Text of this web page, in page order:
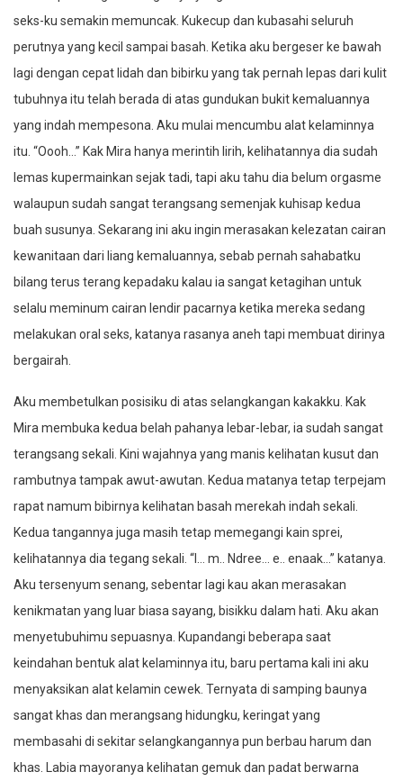
seks-ku semakin memuncak. Kukecup dan kubasahi seluruh
perutnya yang kecil sampai basah. Ketika aku bergeser ke bawah
lagi dengan cepat lidah dan bibirku yang tak pernah lepas dari kulit
tubuhnya itu telah berada di atas gundukan bukit kemaluannya
yang indah mempesona. Aku mulai mencumbu alat kelaminnya
itu. “Oooh…” Kak Mira hanya merintih lirih, kelihatannya dia sudah
lemas kupermainkan sejak tadi, tapi aku tahu dia belum orgasme
walaupun sudah sangat terangsang semenjak kuhisap kedua
buah susunya. Sekarang ini aku ingin merasakan kelezatan cairan
kewanitaan dari liang kemaluannya, sebab pernah sahabatku
bilang terus terang kepadaku kalau ia sangat ketagihan untuk
selalu meminum cairan lendir pacarnya ketika mereka sedang
melakukan oral seks, katanya rasanya aneh tapi membuat dirinya
bergairah.
Aku membetulkan posisiku di atas selangkangan kakakku. Kak
Mira membuka kedua belah pahanya lebar-lebar, ia sudah sangat
terangsang sekali. Kini wajahnya yang manis kelihatan kusut dan
rambutnya tampak awut-awutan. Kedua matanya tetap terpejam
rapat namum bibirnya kelihatan basah merekah indah sekali.
Kedua tangannya juga masih tetap memegangi kain sprei,
kelihatannya dia tegang sekali. “I… m.. Ndree… e.. enaak…” katanya.
Aku tersenyum senang, sebentar lagi kau akan merasakan
kenikmatan yang luar biasa sayang, bisikku dalam hati. Aku akan
menyetubuhimu sepuasnya. Kupandangi beberapa saat
keindahan bentuk alat kelaminnya itu, baru pertama kali ini aku
menyaksikan alat kelamin cewek. Ternyata di samping baunya
sangat khas dan merangsang hidungku, keringat yang
membasahi di sekitar selangkangannya pun berbau harum dan
khas. Labia mayoranya kelihatan gemuk dan padat berwarna